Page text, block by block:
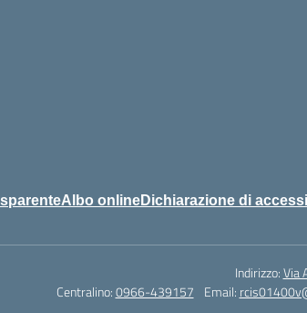
Albo onlineDichiarazione di
Indirizzo:Via
Centralino:0966-439157 Email: